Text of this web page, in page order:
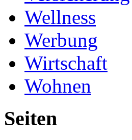
Wellness
Werbung
Wirtschaft
Wohnen
Seiten